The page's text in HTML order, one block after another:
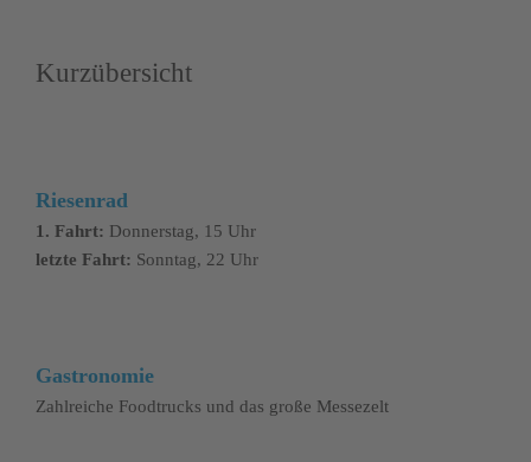
Kurzübersicht
Riesenrad
1. Fahrt: Donnerstag, 15 Uhr
letzte Fahrt: Sonntag, 22 Uhr
Gastronomie
Zahlreiche Foodtrucks und das große Messezelt